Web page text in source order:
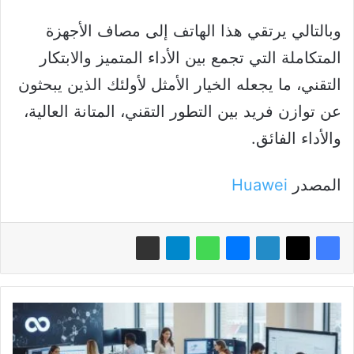
وبالتالي يرتقي هذا الهاتف إلى مصاف الأجهزة
المتكاملة التي تجمع بين الأداء المتميز والابتكار
التقني، ما يجعله الخيار الأمثل لأولئك الذين يبحثون
عن توازن فريد بين التطور التقني، المتانة العالية،
والأداء الفائق.
المصدر Huawei
الاصطناعي
يغير